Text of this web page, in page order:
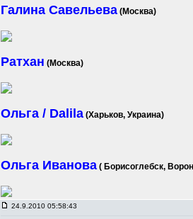
Галина Савельева (Москва)
Ратхан (Москва)
Ольга / Dalila (Харьков, Украина)
Ольга Иванова ( Борисоглебск,
24.9.2010 05:58:43